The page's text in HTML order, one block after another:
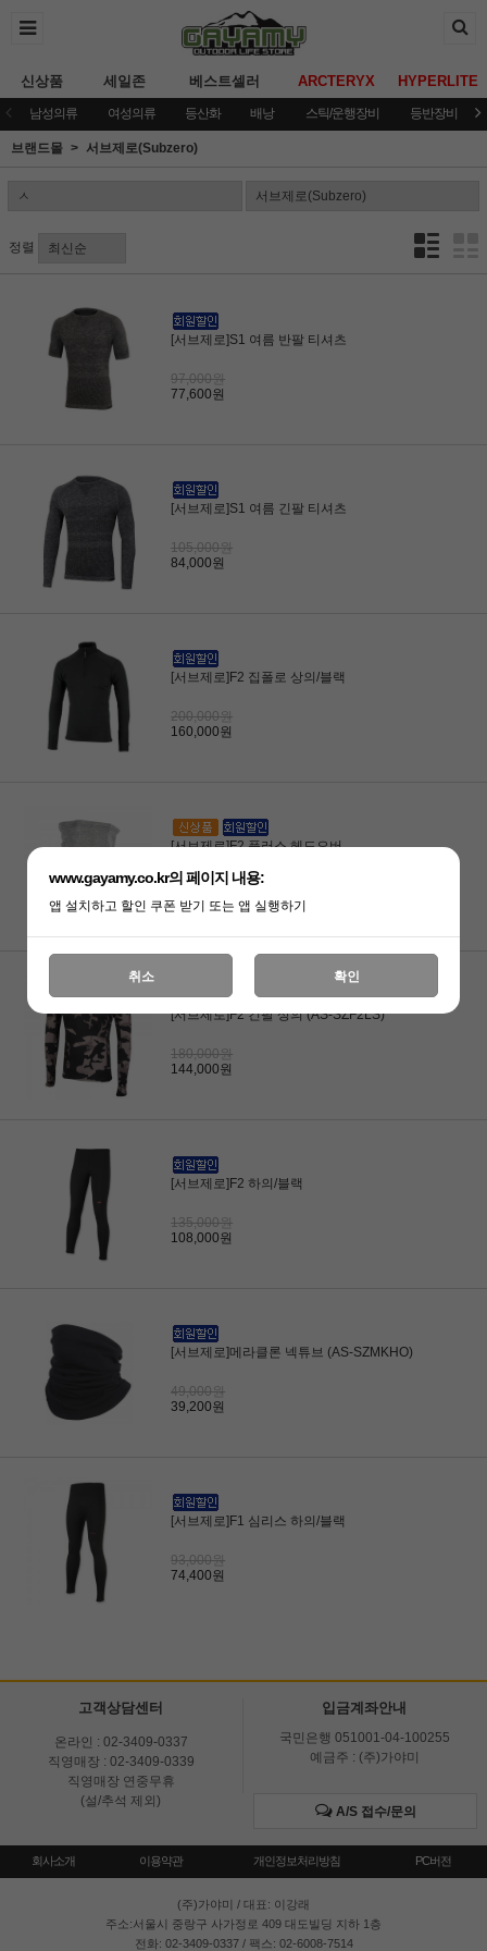
신상품 세일존 베스트셀러 ARCTERYX HYPERLITE
남성의류 여성의류 등산화 배낭 스틱/운행장비 등반장비
브랜드몰 서브제로(Subzero)
정렬
[서브제로]S1 여름 반팔 티셔츠
97,000원
77,600원
[서브제로]S1 여름 긴팔 티셔츠
105,000원
84,000원
[서브제로]F2 집폴로 상의/블랙
200,000원
160,000원
[서브제로]F2 플러스 헤드오버
49,000원
39,200원
[서브제로]F2 긴팔 상의 (AS-SZF2LS)
180,000원
144,000원
[서브제로]F2 하의/블랙
135,000원
108,000원
[서브제로]메라클론 넥튜브 (AS-SZMKHO)
49,000원
39,200원
[서브제로]F1 심리스 하의/블랙
93,000원
74,400원
고객상담센터
온라인 : 02-3409-0337
직영매장 : 02-3409-0339
직영매장 연중무휴
(설/추석 제외)
입금계좌안내
국민은행 051001-04-100255
예금주 : (주)가야미
A/S 접수/문의
회사소개 이용약관 개인정보처리방침 PC버전
(주)가야미 / 대표: 이강래
주소:서울시 중랑구 사가정로 409 대도빌딩 지하 1층
전화: 02-3409-0337 / 팩스: 02-6008-7514
www.gayamy.co.kr의 페이지 내용:
앱 설치하고 할인 쿠폰 받기 또는 앱 실행하기
취소 확인